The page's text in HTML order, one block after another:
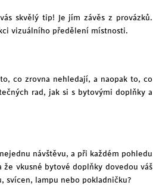
skvělý tip! Je jím závěs z provázků.
vizuálního předělení místnosti.
co zrovna nehledají, a naopak to, co
rad, jak si s bytovými doplňky a
návštěvu, a při každém pohledu
vkusné bytové doplňky dovedou váš
svícen, lampu nebo pokladničku?